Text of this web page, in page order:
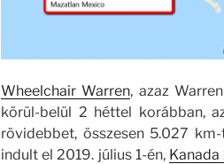
Wheelchair Warren, azaz
körül-belül 2 héttel korábban,
rövidebbet, összesen 5.027
indult el 2019. július 1-én, Kanada